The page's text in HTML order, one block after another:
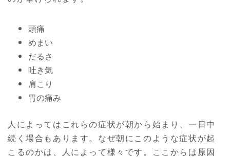
頭痛
めまい
だるさ
吐き気
肩こり
胃の痛み
人によってはこれらの症状が朝から始まり、一日中
続く場合もあります。なぜ朝にこのような症状が起
こるのかは、人によって様々です。ここからは原因